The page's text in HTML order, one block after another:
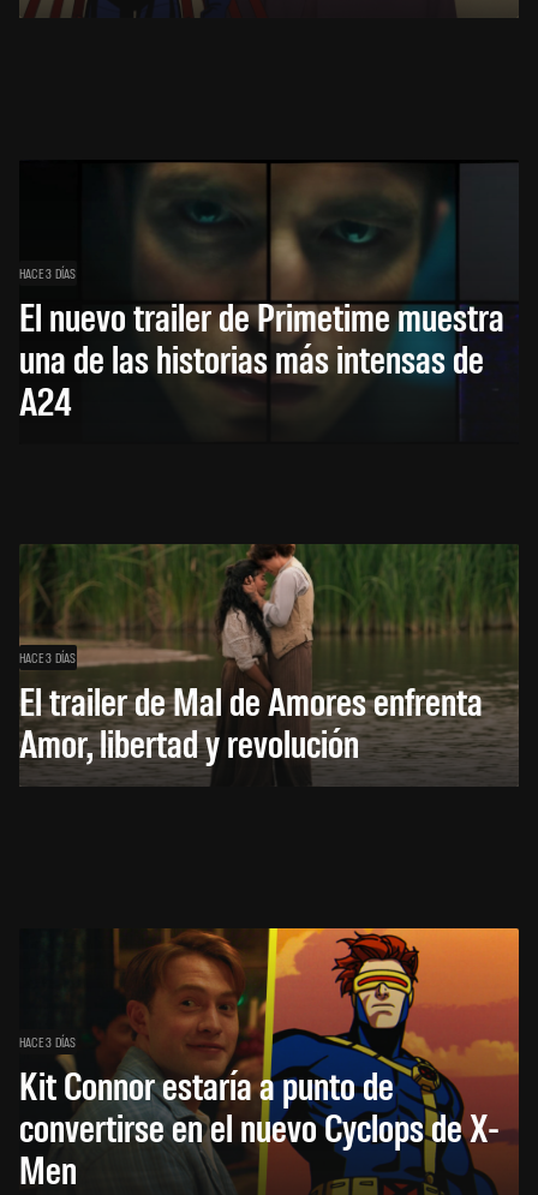
HACE 3 DÍAS
El nuevo trailer de Primetime muestra
una de las historias más intensas de
A24
HACE 3 DÍAS
El trailer de Mal de Amores enfrenta
Amor, libertad y revolución
HACE 3 DÍAS
Kit Connor estaría a punto de
convertirse en el nuevo Cyclops de X-
Men